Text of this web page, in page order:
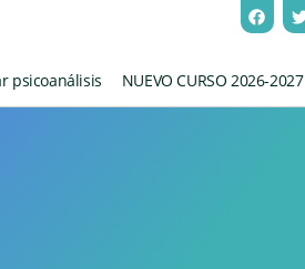
psicoanálisis NUEVO CURSO 2026-2027